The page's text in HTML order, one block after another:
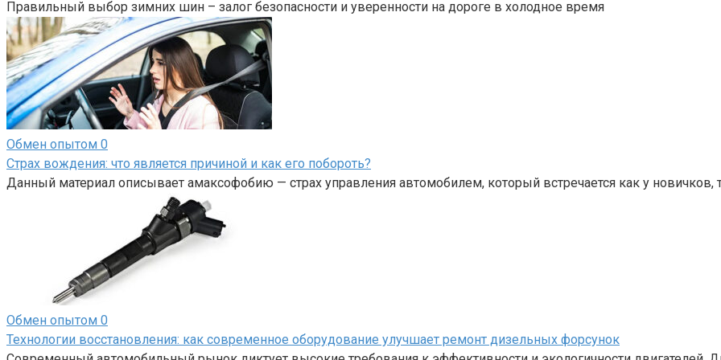
Правильный выбор зимних шин – залог безопасности и уверенности на дороге в холодное время
Обмен опытом 0
Страх вождения: что является причиной и как его побороть?
Данный материал описывает амаксофобию — страх управления автомобилем, который встречается как у новичков,
Обмен опытом 0
Технологии восстановления: как современное оборудование улучшает ремонт дизельных форсунок